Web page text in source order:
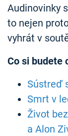
Audinovinky
to nejen
vyhrát v
Co si budete
Sústreď
Smrt v
Život
a Alon